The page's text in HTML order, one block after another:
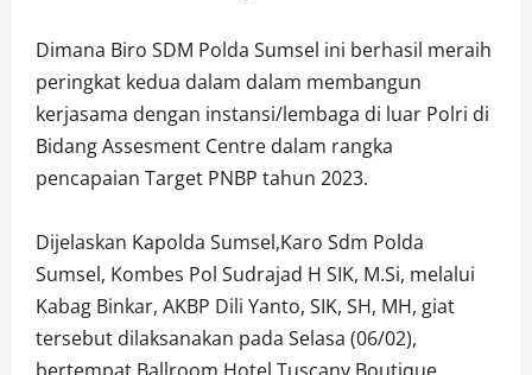
Dimana Biro SDM Polda Sumsel ini berhasil meraih
peringkat kedua dalam dalam membangun
kerjasama dengan instansi/lembaga di luar Polri di
Bidang Assesment Centre dalam rangka
pencapaian Target PNBP tahun 2023.
Dijelaskan Kapolda Sumsel,Karo Sdm Polda
Sumsel, Kombes Pol Sudrajad H SIK, M.Si, melalui
Kabag Binkar, AKBP Dili Yanto, SIK, SH, MH, giat
tersebut dilaksanakan pada Selasa (06/02),